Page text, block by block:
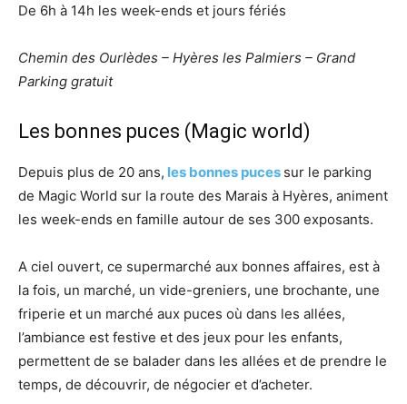
De 6h à 14h les week-ends et jours fériés
Chemin des Ourlèdes – Hyères les Palmiers – Grand
Parking gratuit
Les bonnes puces (Magic world)
Depuis plus de 20 ans, les bonnes puces sur le parking
de Magic World sur la route des Marais à Hyères, animent
les week-ends en famille autour de ses 300 exposants.
A ciel ouvert, ce supermarché aux bonnes affaires, est à
la fois, un marché, un vide-greniers, une brochante, une
friperie et un marché aux puces où dans les allées,
l’ambiance est festive et des jeux pour les enfants,
permettent de se balader dans les allées et de prendre le
temps, de découvrir, de négocier et d’acheter.